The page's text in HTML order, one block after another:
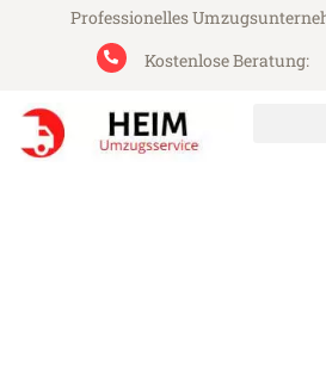
Professionelles
Kostenlose Beratung: